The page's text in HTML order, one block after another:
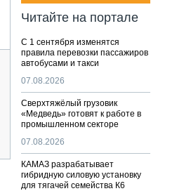
Читайте на портале
С 1 сентября изменятся
правила перевозки пассажиров
автобусами и такси
07.08.2026
Сверхтяжёлый грузовик
«Медведь» готовят к работе в
промышленном секторе
07.08.2026
КАМАЗ разрабатывает
гибридную силовую установку
для тягачей семейства К6